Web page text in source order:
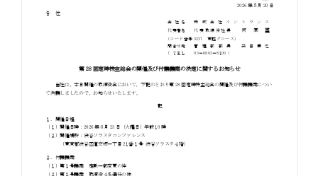
お知らせ
お役立ちコラム
お問い合わせ